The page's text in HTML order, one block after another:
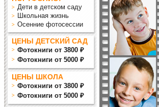
Дети в детском саду
Школьная жизнь
Осенние фотосессии
ЦЕНЫ ДЕТСКИЙ САД
Фотокниги от 3800 ₽
Фотокниги от 5000 ₽
ЦЕНЫ ШКОЛА
Фотокниги от 3800 ₽
Фотокниги от 5000 ₽